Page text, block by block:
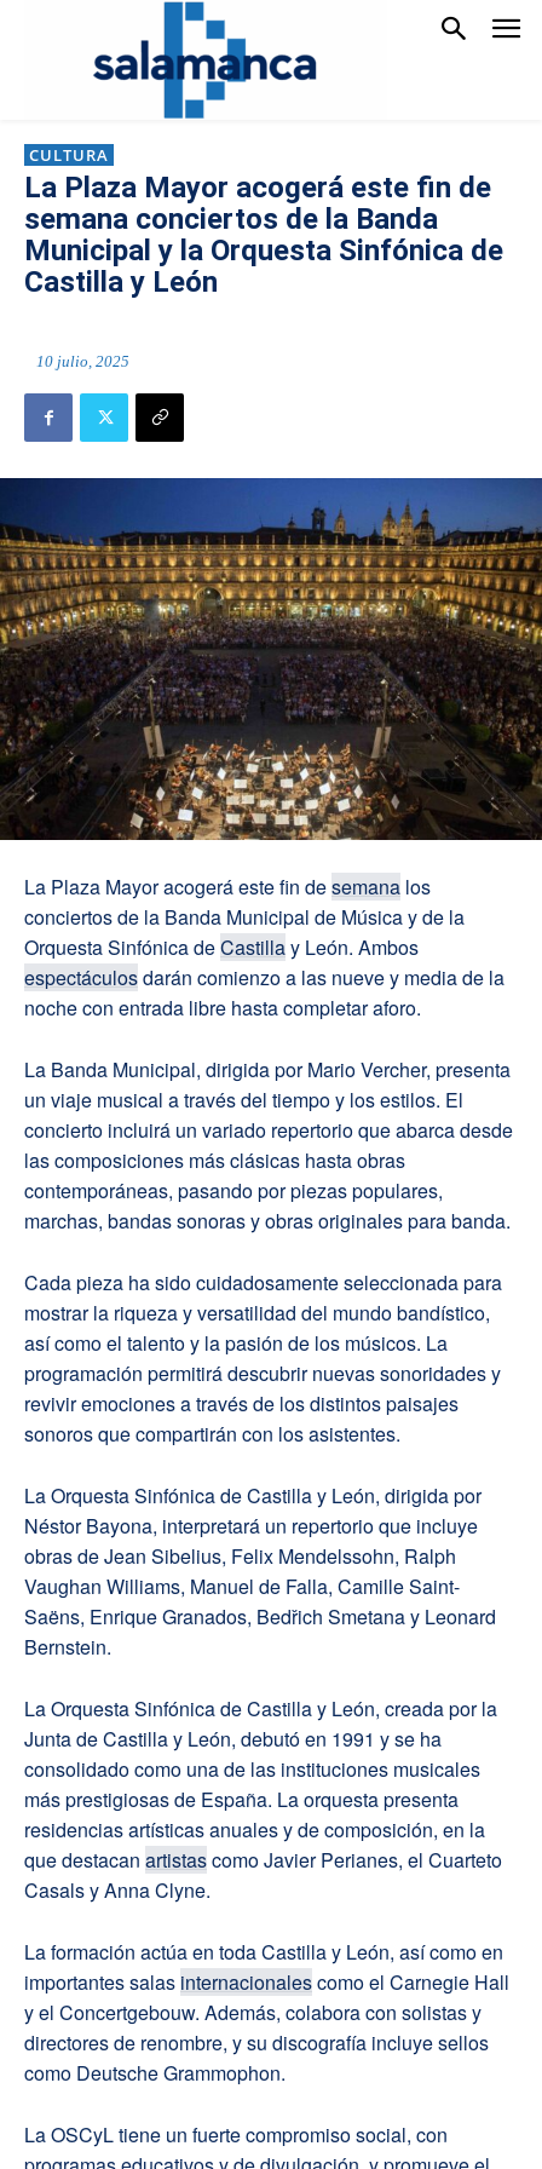
CULTURA
La Plaza Mayor acogerá este fin de
semana conciertos de la Banda
Municipal y la Orquesta Sinfónica de
Castilla y León
10 julio, 2025
La Plaza Mayor acogerá este fin desemana los
conciertos de la Banda Municipal de Música y de la
Orquesta Sinfónica deCastillay León. Ambos
espectáculosdarán comienzo a las nueve y media de la
noche con entrada libre hasta completar aforo.
La Banda Municipal, dirigida por Mario Vercher, presenta
un viaje musical a través del tiempo y los estilos. El
concierto incluirá un variado repertorio que abarca desde
las composiciones más clásicas hasta obras
contemporáneas, pasando por piezas populares,
marchas, bandas sonoras y obras originales para banda.
Cada pieza ha sido cuidadosamente seleccionada para
mostrar la riqueza y versatilidad del mundo bandístico,
así como el talento y la pasión de los músicos. La
programación permitirá descubrir nuevas sonoridades y
revivir emociones a través de los distintos paisajes
sonoros que compartirán con los asistentes.
La Orquesta Sinfónica de Castilla y León, dirigida por
Néstor Bayona, interpretará un repertorio que incluye
obras de Jean Sibelius, Felix Mendelssohn, Ralph
Vaughan Williams, Manuel de Falla, Camille Saint-
Saëns, Enrique Granados, Bedřich Smetana y Leonard
Bernstein.
La Orquesta Sinfónica de Castilla y León, creada por la
Junta de Castilla y León, debutó en 1991 y se ha
consolidado como una de las instituciones musicales
más prestigiosas de España. La orquesta presenta
residencias artísticas anuales y de composición, en la
que destacan artistascomo Javier Perianes, el Cuarteto
Casals y Anna Clyne.
La formación actúa en toda Castilla y León, así como en
importantes salas internacionalescomo el Carnegie Hall
y el Concertgebouw. Además, colabora con solistas y
directores de renombre, y su discografía incluye sellos
como Deutsche Grammophon.
La OSCyL tiene un fuerte compromiso social, con